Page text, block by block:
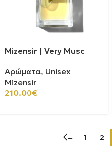
Mizensir | Very Musc
Αρώματα, Unisex
Mizensir
210.00€
← 1 2